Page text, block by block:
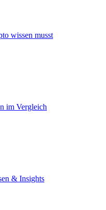
wissen musst
im Vergleich
& Insights